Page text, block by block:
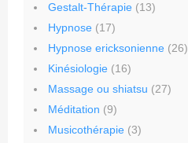
Gestalt-Thérapie (13)
Hypnose (17)
Hypnose ericksonienne (26)
Kinésiologie (16)
Massage ou shiatsu (27)
Méditation (9)
Musicothérapie (3)